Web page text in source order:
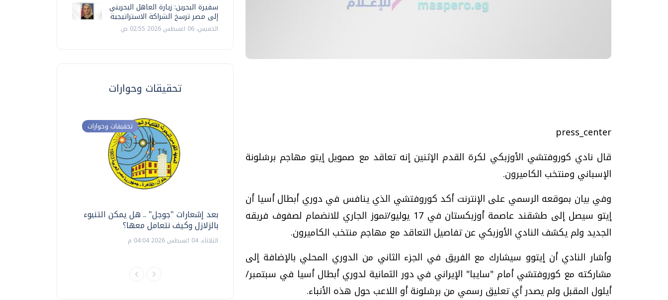
press_center
قال نادي كوروفتشي الأوزبكي لكرة القدم الإثنين إنه تعاقد مع صمويل إيتو مهاجم برشلونة
الإسباني ومنتخب الكاميرون.
وفي بيان بموقعه الرسمي على الإنترنت أكد كوروفتشي الذي ينافس في دوري أبطال أسيا أن
إيتو سيصل إلى طشقند عاصمة أوزبكستان في 17 يوليو/تموز الجاري للانضمام لصفوف فريقه
الجديد ولم يكشف النادي الأوزبكي عن تفاصيل التعاقد مع مهاجم منتخب الكاميرون.
وأشار النادي أن إيتوو سيشارك مع الفريق في الجزء الثاني من الدوري المحلي بالإضافة إلى
مشاركته مع كوروفتشي أمام "سايبا" الإيراني في دور الثمانية لدوري أبطال أسيا في سبتمبر/
أيلول المقبل ولم يصدر أي تعليق رسمي من برشلونة أو اللاعب حول هذه الأنباء.
سفيرة البحرين: زيارة العاهل البحريني
إلى مصر ترسخ الشراكة الاستراتيجية
الخميس، 06 اغسطس 2026 02:55 ص
تحقيقات وحوارات
تحقيقات وحوارات
بعد إشعارات "جوجل" .. هل يمكن التنبوء
بالزلازل وكيف نتعامل معها؟
الثلاثاء، 04 اغسطس 2026 04:04 م
دليلك للتنسيق الجامعي .. تساؤلات
وإجابات
السبت، 01 اغسطس 2026 10:25 ص
فيديو.. الإعلام الرقمي.. تقنيات واعدة
وتحديات هائلة
الخميس، 30 يوليو 2026 01:09 م
موجات الطقس الساخنة.. لماذا تحدث وكيف